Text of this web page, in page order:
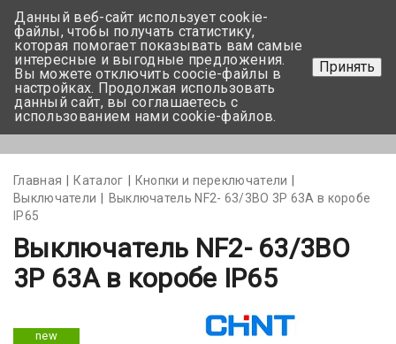
+375 17-350-99-56
+375 44-752-82-08
Задать вопрос
Главная Каталог
Кнопки и переключатели
Выключатели
Выключатель NF2- 63/3BO 3Р 63А в коробе
IP65
Выключатель NF2- 63/3BO
3Р 63А в коробе IP65
new
Данный веб-сайт использует cookie-
файлы, чтобы получать статистику,
которая помогает показывать вам самые
интересные и выгодные предложения.
Вы можете отключить coocie-файлы в
настройках. Продолжая использовать
данный сайт, вы соглашаетесь с
использованием нами cookie-файлов.
Принять